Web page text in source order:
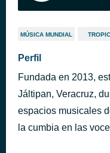
MÚSICA MUNDIAL
Perfil
Fundada en 2013,
Jáltipan, Veracruz,
espacios musicales
la cumbia en las